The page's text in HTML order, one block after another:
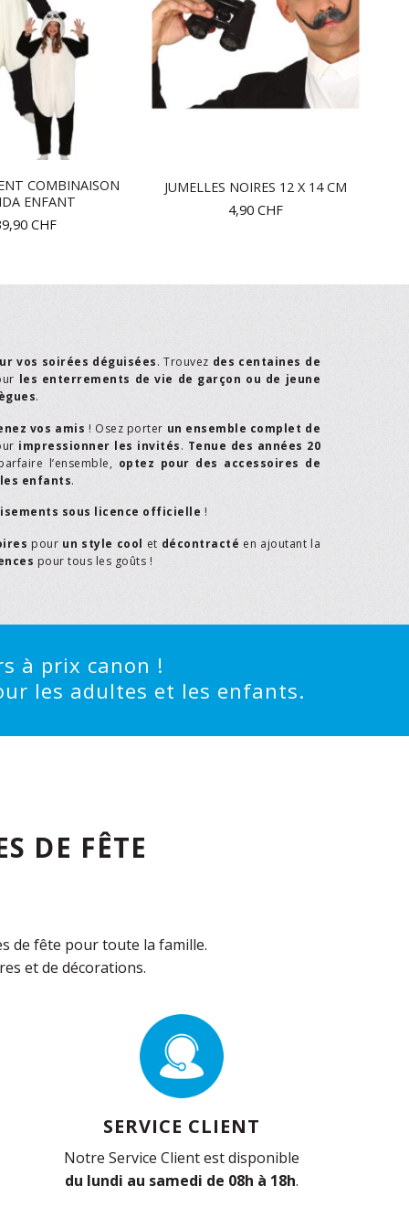
COMBINAISON
ENFANT
CHF
JUMELLES NOIRES 12 X 14 CM
4,90 CHF
vos soirées déguisées. Trouvez des centaines de
les enterrements de vie de garçon ou de jeune
.
vos amis ! Osez porter un ensemble complet de
impressionner les invités. Tenue des années 20
l’ensemble, optez pour des accessoires de
les enfants.
sous licence officielle !
pour un style cool et décontracté en ajoutant la
pour tous les goûts !
à prix canon !
les adultes et les enfants.
DE FÊTE
de fête pour toute la famille.
et de décorations.
SERVICE CLIENT
Notre Service Client est disponible
du lundi au samedi de 08h à 18h.